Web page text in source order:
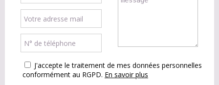
J'accepte le traitement de mes données personnelles
conformément au RGPD. En savoir plus